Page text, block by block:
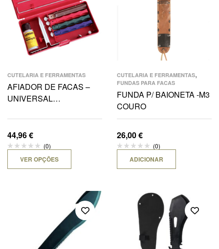
CUTELARIA E FERRAMENTAS
AFIADOR DE FACAS –
UNIVERSAL
44,96€
(0)
VER OPÇÕES
CUTELARIA E FERRAMENTAS,
FUNDAS PARA FACAS
FUNDA P/ BAIONETA -M3
COURO
26,00€
(0)
ADICIONAR